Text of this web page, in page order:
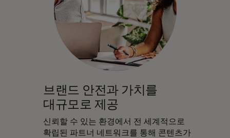
브랜드 안전과 가치를
대규모로 제공
신뢰할 수 있는 환경에서 전 세계적으로
확립된 파트너 네트워크를 통해 콘텐츠가